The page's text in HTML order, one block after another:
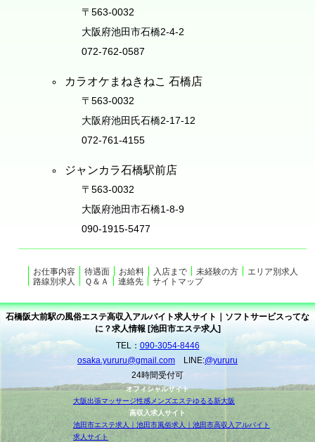
〒563-0032
大阪府池田市石橋2-4-2
072-762-0587
カラオケまねきねこ 石橋店
〒563-0032
大阪府池田氏石橋2-17-12
072-761-4155
ジャンカラ石橋駅前店
〒563-0032
大阪府池田市石橋1-8-9
090-1915-5477
お仕事内容 待遇面 お給料 入店まで 未経験の方
エリア別求人
路線別求人
Ｑ＆Ａ 連絡先 サイトマップ
石橋阪大前駅の風俗エステ高収入アルバイト求人サイト｜ソフトサービスってな
に？求人情報 [池田市エステ求人]
TEL： 090-3054-8446
osaka.yururu@gmail.com LINE:@yururu
24時間受付可
オフィシャルサイト
大阪出張マッサージ性感メンズエステゆるる新大阪
高収入求人サイト
池田市エステ求人｜池田市風俗求人｜池田市高収入アルバイト
求人サイト